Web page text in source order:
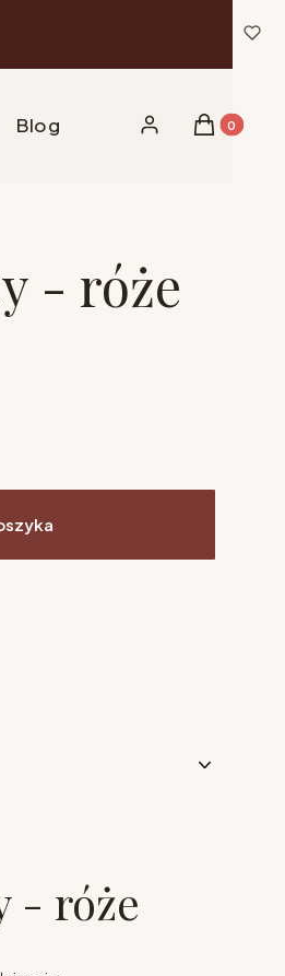
Blog Zaloguj sięProdukty
Koszyk
- róże
- róże